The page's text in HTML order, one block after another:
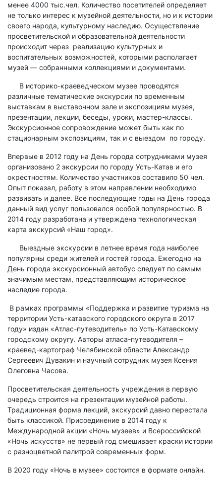
менее 4000 тыс.чел. Количество посетителей определяет
не только интерес к музейной деятельности, но и к истории
своего народа, культурному наследию. Осуществление
просветительской и образовательной деятельности
происходит через реализацию культурных и
воспитательных возможностей, которыми располагает
музей — собранными коллекциями и документами.
В историко-краеведческом музее проводятся
различные тематические экскурсии по временным
выставкам в выставочном зале и экспозициям музея,
презентации, лекции, беседы, уроки, мастер-классы.
Экскурсионное сопровождение может быть как по
стационарным экспозициям, так и с выездом по городу.
Впервые в 2012 году на День города сотрудниками музея
организовано 2 экскурсии по городу Усть-Катав и его
окрестностям. Количество участников составило 50 чел.
Опыт показал, работу в этом направлении необходимо
развивать и далее. Все последующие годы на День города
данный вид услуг пользовался особой популярностью. В
2014 году разработана и утверждена технологическая
карта экскурсий «Наш город».
Выездные экскурсии в летнее время года наиболее
популярны среди жителей и гостей города. Ежегодно на
День города экскурсионный автобус следует по самым
значимым местам, представляющим историческое
наследие города.
В рамках программы «Поддержка и развитие туризма на
территории Усть-катавского городского округа в 2017
году» издан «Атлас-путеводитель» по Усть-Катавскому
городскому округу. Авторы атласа-путеводителя –
краевед-картограф Челябинской области Александр
Сергеевич Дувакин и научный сотрудник музея Ксения
Олеговна Часова.
Просветительская деятельность учреждения в первую
очередь строится на презентации музейной работы.
Традиционная форма лекций, экскурсий давно перестала
быть классикой. Присоединение в 2014 году к
Международной акции «Ночь музеев» и Всероссийской
«Ночь искусств» не первый год смешивает краски истории
с разноцветной палитрой современных форм.
В 2020 году «Ночь в музее» состоится в формате онлайн.